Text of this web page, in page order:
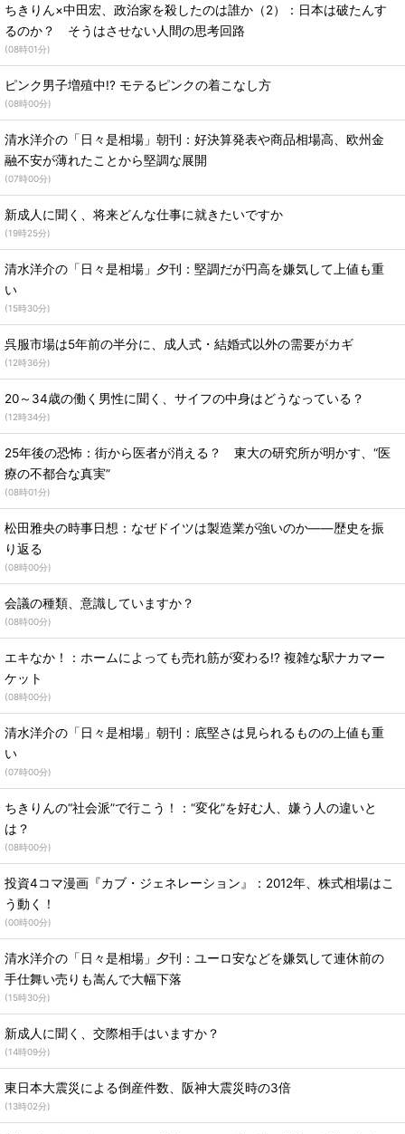
ちきりん×中田宏、政治家を殺したのは誰か（2）：日本は破たんす
るのか？ そうはさせない人間の思考回路
(08時01分)
ピンク男子増殖中!? モテるピンクの着こなし方
(08時00分)
清水洋介の「日々是相場」朝刊：好決算発表や商品相場高、欧州金
融不安が薄れたことから堅調な展開
(07時00分)
新成人に聞く、将来どんな仕事に就きたいですか
(19時25分)
清水洋介の「日々是相場」夕刊：堅調だが円高を嫌気して上値も重
い
(15時30分)
呉服市場は5年前の半分に、成人式・結婚式以外の需要がカギ
(12時36分)
20～34歳の働く男性に聞く、サイフの中身はどうなっている？
(12時34分)
25年後の恐怖：街から医者が消える？ 東大の研究所が明かす、“医
療の不都合な真実”
(08時01分)
松田雅央の時事日想：なぜドイツは製造業が強いのか――歴史を振
り返る
(08時00分)
会議の種類、意識していますか？
(08時00分)
エキなか！：ホームによっても売れ筋が変わる!? 複雑な駅ナカマー
ケット
(08時00分)
清水洋介の「日々是相場」朝刊：底堅さは見られるものの上値も重
い
(07時00分)
ちきりんの“社会派”で行こう！：“変化”を好む人、嫌う人の違いと
は？
(08時00分)
投資4コマ漫画『カブ・ジェネレーション』：2012年、株式相場はこ
う動く！
(00時00分)
清水洋介の「日々是相場」夕刊：ユーロ安などを嫌気して連休前の
手仕舞い売りも嵩んで大幅下落
(15時30分)
新成人に聞く、交際相手はいますか？
(14時09分)
東日本大震災による倒産件数、阪神大震災時の3倍
(13時02分)